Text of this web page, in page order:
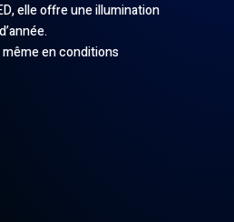
elle offre une illumination
en conditions